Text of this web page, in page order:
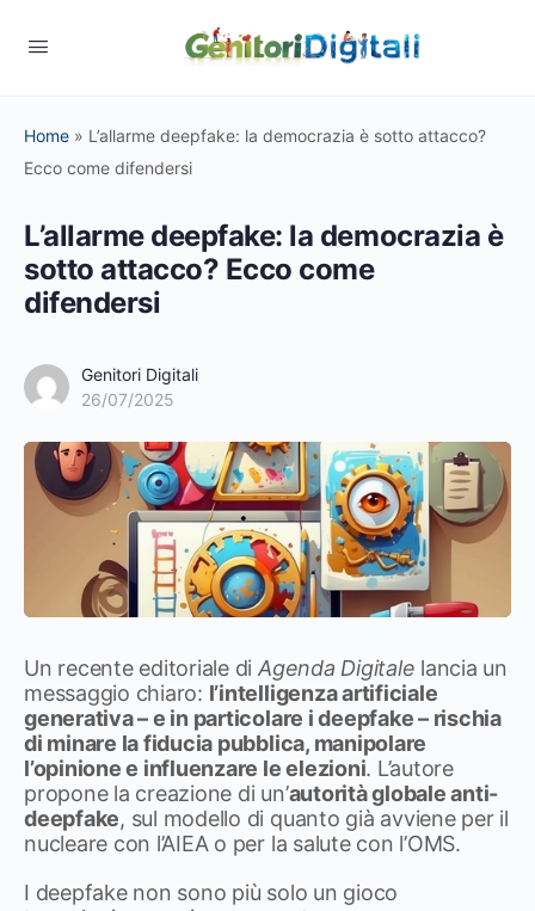
Home » L’allarme deepfake: la democrazia è sotto attacco?
Ecco come difendersi
L’allarme deepfake: la democrazia è
sotto attacco? Ecco come
difendersi
Genitori Digitali
26/07/2025
Un recente editoriale di Agenda Digitale lancia un
messaggio chiaro: l’intelligenza artificiale
generativa – e in particolare i deepfake – rischia
di minare la fiducia pubblica, manipolare
l’opinione e influenzare le elezioni. L’autore
propone la creazione di un’autorità globale anti-
deepfake, sul modello di quanto già avviene per il
nucleare con l’AIEA o per la salute con l’OMS.
I deepfake non sono più solo un gioco